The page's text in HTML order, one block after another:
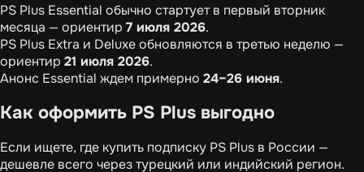
PS Plus Essential обычно стартует в первый вторник
месяца — ориентир 7 июля 2026.
PS Plus Extra и Deluxe обновляются в третью неделю —
ориентир 21 июля 2026.
Анонс Essential ждем примерно 24–26 июня.
Как оформить PS Plus выгодно
Если ищете, где купить подписку PS Plus в России —
дешевле всего через турецкий или индийский регион.